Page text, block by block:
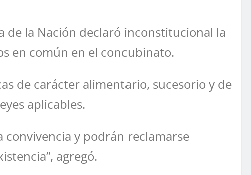
de la Nación declaró inconstitucional la
en común en el concubinato.
de carácter alimentario, sucesorio y de
aplicables.
convivencia y podrán reclamarse
agregó.